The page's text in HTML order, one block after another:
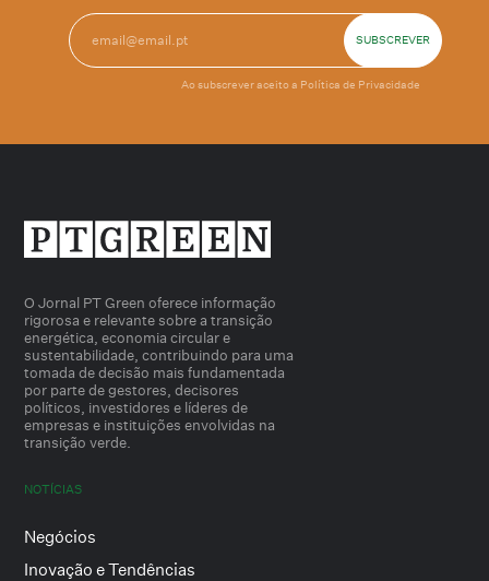
Ao subscrever aceito a Política de Privacidade
O Jornal PT Green oferece informação
rigorosa e relevante sobre a transição
energética, economia circular e
sustentabilidade, contribuindo para uma
tomada de decisão mais fundamentada
por parte de gestores, decisores
políticos, investidores e líderes de
empresas e instituições envolvidas na
transição verde.
NOTÍCIAS
Negócios
Inovação e Tendências